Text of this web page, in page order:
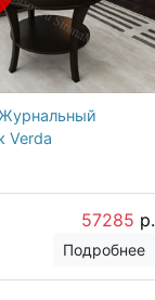
Verda
57285 р.
Подробнее